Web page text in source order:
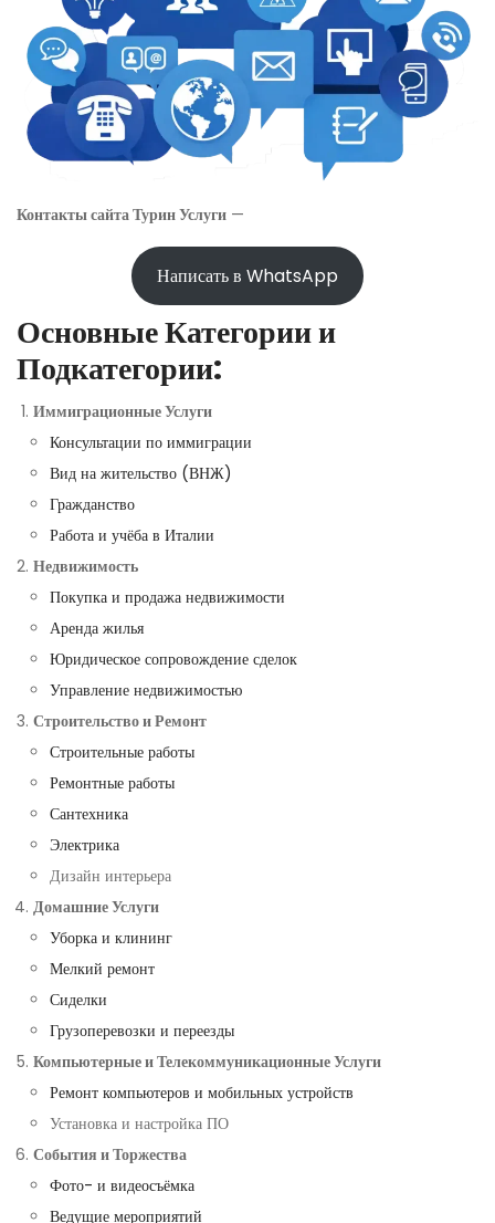
Контакты сайта Турин Услуги —
Написать в WhatsApp
Основные Категории и
Подкатегории:
Иммиграционные Услуги
Консультации по иммиграции
Вид на жительство (ВНЖ)
Гражданство
Работа и учёба в Италии
Недвижимость
Покупка и продажа недвижимости
Аренда жилья
Юридическое сопровождение сделок
Управление недвижимостью
Строительство и Ремонт
Строительные работы
Ремонтные работы
Сантехника
Электрика
Дизайн интерьера
Домашние Услуги
Уборка и клининг
Мелкий ремонт
Сиделки
Грузоперевозки и переезды
Компьютерные и Телекоммуникационные Услуги
Ремонт компьютеров и мобильных устройств
Установка и настройка ПО
События и Торжества
Фото- и видеосъёмка
Ведущие мероприятий